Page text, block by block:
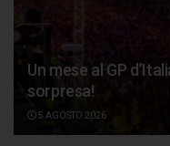
Un mese al GP
sorpresa!
5 AGOSTO 2026